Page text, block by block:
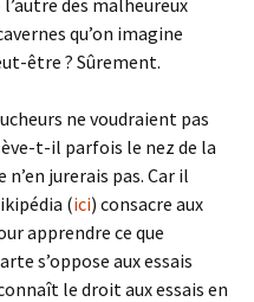
des malheureux
qu’on imagine
être ? Sûrement.
ne voudraient pas
t-il parfois le nez de la
jurerais pas. Car il
(ici) consacre aux
apprendre ce que
s’oppose aux essais
le droit aux essais en